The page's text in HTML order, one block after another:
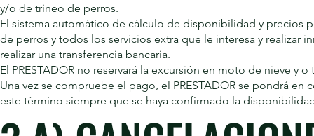
y/o de trineo de perros.
El sistema automático de cálculo de disponibilidad y precios
de perros y todos los servicios extra que le interesa y
realizar una transferencia bancaria.
El PRESTADOR no reservará la excursión en moto de nieve
Una vez se compruebe el pago, el PRESTADOR se pondrá
este término siempre que se haya confirmado la